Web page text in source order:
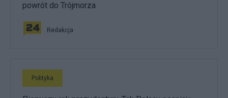
powrót do Trójmorza
Redakcja
Polityka